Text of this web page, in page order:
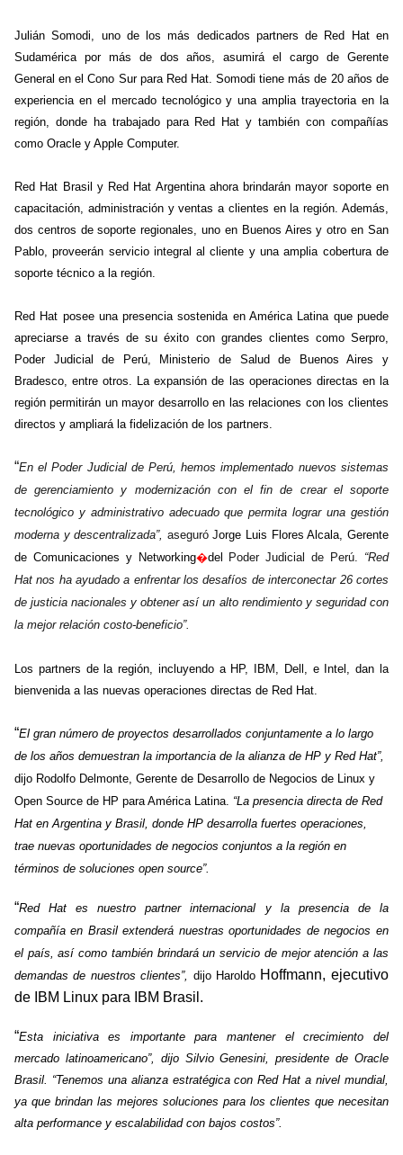
Julián Somodi, uno de los más dedicados partners de Red Hat en
Sudamérica por más de dos años, asumirá el cargo de Gerente
General en el Cono Sur para Red Hat. Somodi tiene más de 20 años de
experiencia en el mercado tecnológico y una amplia trayectoria en la
región, donde ha trabajado para Red Hat y también con compañías
como Oracle y Apple Computer.
Red Hat Brasil y Red Hat Argentina ahora brindarán mayor soporte en
capacitación, administración y ventas a clientes en la región. Además,
dos centros de soporte regionales, uno en Buenos Aires y otro en San
Pablo, proveerán servicio integral al cliente y una amplia cobertura de
soporte técnico a la región.
Red Hat posee una presencia sostenida en América Latina que puede
apreciarse a través de su éxito con grandes clientes como Serpro,
Poder Judicial de Perú, Ministerio de Salud de Buenos Aires y
Bradesco, entre otros. La expansión de las operaciones directas en la
región permitirán un mayor desarrollo en las relaciones con los clientes
directos y ampliará la fidelización de los partners.
“En el Poder Judicial de Perú, hemos implementado nuevos sistemas
de gerenciamiento y modernización con el fin de crear el soporte
tecnológico y administrativo adecuado que permita lograr una gestión
moderna y descentralizada”, aseguró Jorge Luis Flores Alcala, Gerente
de Comunicaciones y Networking�del Poder Judicial de Perú. “Red
Hat nos ha ayudado a enfrentar los desafíos de interconectar 26 cortes
de justicia nacionales y obtener así un alto rendimiento y seguridad con
la mejor relación costo-beneficio”.
Los partners de la región, incluyendo a HP, IBM, Dell, e Intel, dan la
bienvenida a las nuevas operaciones directas de Red Hat.
“El gran número de proyectos desarrollados conjuntamente a lo largo
de los años demuestran la importancia de la alianza de HP y Red Hat”,
dijo Rodolfo Delmonte, Gerente de Desarrollo de Negocios de Linux y
Open Source de HP para América Latina. “La presencia directa de Red
Hat en Argentina y Brasil, donde HP desarrolla fuertes operaciones,
trae nuevas oportunidades de negocios conjuntos a la región en
términos de soluciones open source”.
“Red Hat es nuestro partner internacional y la presencia de la
compañía en Brasil extenderá nuestras oportunidades de negocios en
el país, así como también brindará un servicio de mejor atención a las
demandas de nuestros clientes”, dijo Haroldo Hoffmann, ejecutivo
de IBM Linux para IBM Brasil.
“Esta iniciativa es importante para mantener el crecimiento del
mercado latinoamericano”, dijo Silvio Genesini, presidente de Oracle
Brasil. “Tenemos una alianza estratégica con Red Hat a nivel mundial,
ya que brindan las mejores soluciones para los clientes que necesitan
alta performance y escalabilidad con bajos costos”.